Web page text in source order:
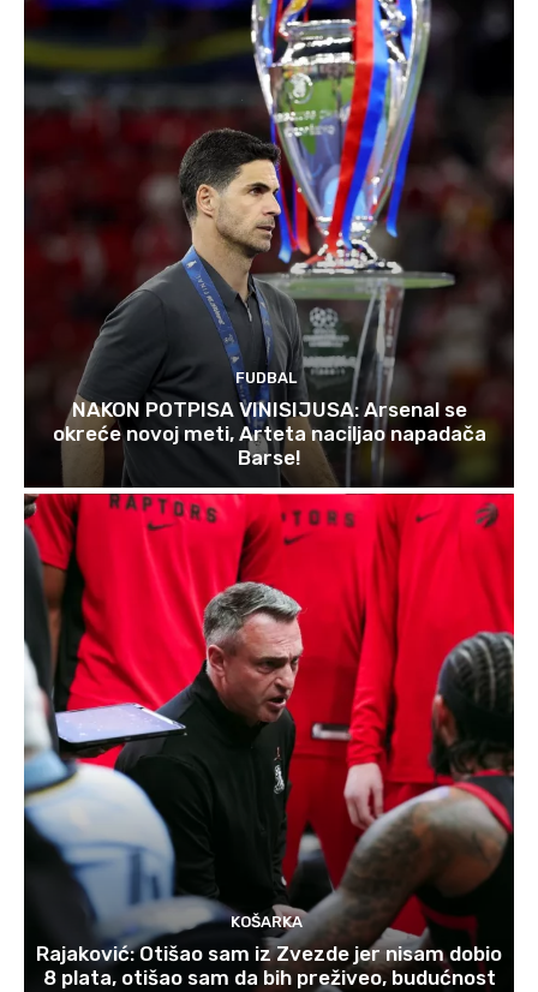
FUDBAL
NAKON POTPISA VINISIJUSA: Arsenal se
okreće novoj meti, Arteta naciljao napadača
Barse!
KOŠARKA
Rajaković: Otišao sam iz Zvezde jer nisam dobio
8 plata, otišao sam da bih preživeo, budućnost